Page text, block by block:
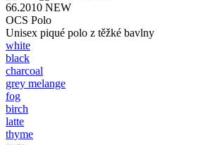
66.2010 NEW
OCS Polo
Unisex piqué polo z těžké bavlny
white
black
charcoal
grey melange
fog
birch
latte
thyme